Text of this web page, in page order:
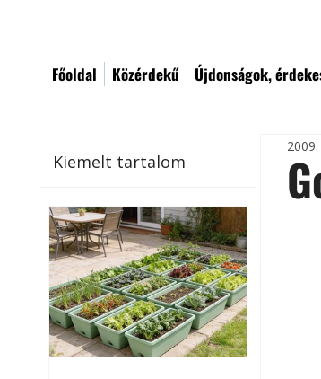
Főoldal Közérdekű Újdonságok,
Kiemelt tartalom